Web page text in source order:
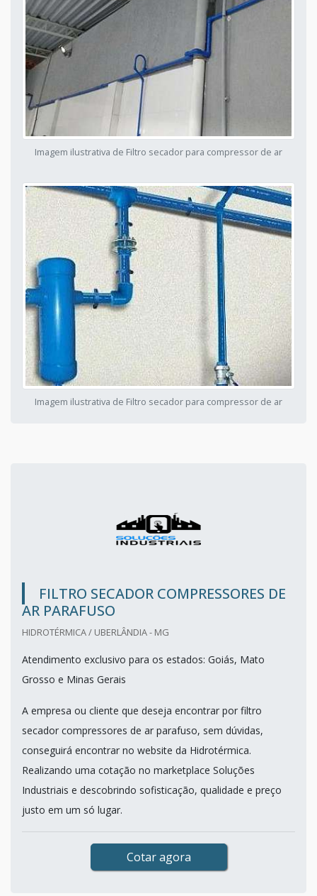
Imagem ilustrativa de Filtro secador para compressor de ar
Imagem ilustrativa de Filtro secador para compressor de ar
FILTRO SECADOR COMPRESSORES DE
AR PARAFUSO
HIDROTÉRMICA / UBERLÂNDIA - MG
Atendimento exclusivo para os estados: Goiás, Mato
Grosso e Minas Gerais
A empresa ou cliente que deseja encontrar por filtro
secador compressores de ar parafuso, sem dúvidas,
conseguirá encontrar no website da Hidrotérmica.
Realizando uma cotação no marketplace Soluções
Industriais e descobrindo sofisticação, qualidade e preço
justo em um só lugar.
Cotar agora